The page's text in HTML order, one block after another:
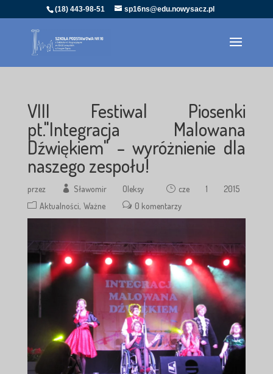
(18) 443-98-51 sp16ns@edu.nowysacz.pl
VIII Festiwal Piosenki
pt."Integracja Malowana
Dźwiękiem" – wyróżnienie dla
naszego zespołu!
przez Sławomir Oleksy
cze 1 2015
Aktualności Ważne 0 komentarzy